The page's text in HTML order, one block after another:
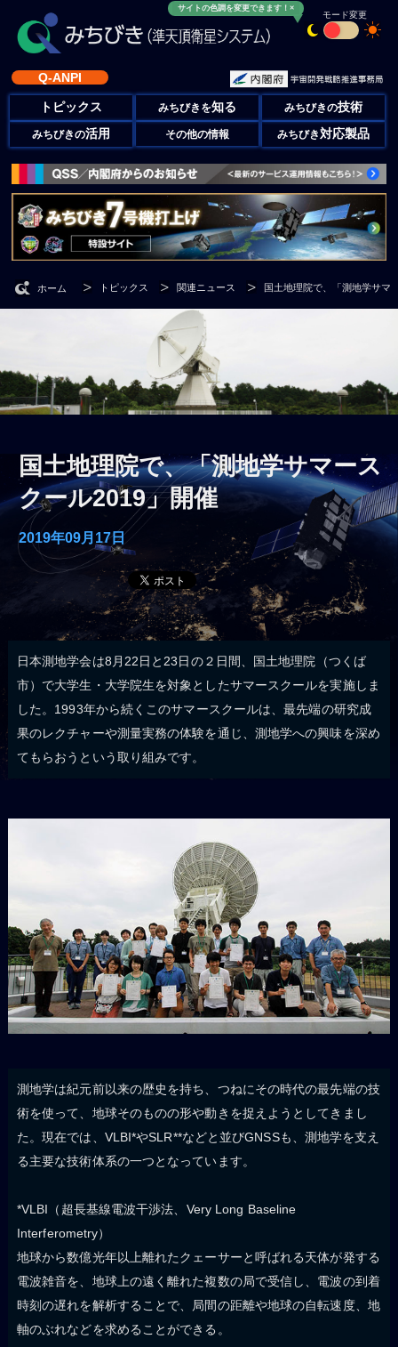
サイトの色調を変更できます！×
モード変更
Q-ANPI
トピックス みちびきを知る みちびきの技術
みちびきの活用 その他の情報 みちびき対応製品
ホーム トピックス 関連ニュース 国土地理院で、「測地学サマ
国土地理院で、「測地学サマース
クール2019」開催
2019年09月17日
日本測地学会は8月22日と23日の２日間、国土地理院（つくば
市）で大学生・大学院生を対象としたサマースクールを実施しま
した。1993年から続くこのサマースクールは、最先端の研究成
果のレクチャーや測量実務の体験を通じ、測地学への興味を深め
てもらおうという取り組みです。
測地学は紀元前以来の歴史を持ち、つねにその時代の最先端の技
術を使って、地球そのものの形や動きを捉えようとしてきまし
た。現在では、VLBI*やSLR**などと並びGNSSも、測地学を支え
る主要な技術体系の一つとなっています。
*VLBI（超長基線電波干渉法、Very Long Baseline
Interferometry）
地球から数億光年以上離れたクェーサーと呼ばれる天体が発する
電波雑音を、地球上の遠く離れた複数の局で受信し、電波の到着
時刻の遅れを解析することで、局間の距離や地球の自転速度、地
軸のぶれなどを求めることができる。